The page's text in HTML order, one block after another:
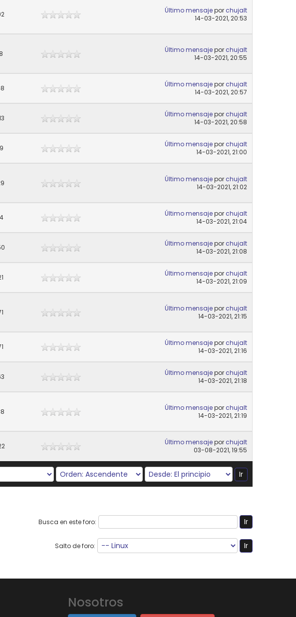
Último mensajepor chujalt
14-03-2021, 20:53
Último mensajepor chujalt
14-03-2021, 20:55
Último mensajepor chujalt
14-03-2021, 20:57
Último mensajepor chujalt
14-03-2021, 20:58
Último mensajepor chujalt
14-03-2021, 21:00
Último mensajepor chujalt
14-03-2021, 21:02
Último mensajepor chujalt
14-03-2021, 21:04
Último mensajepor chujalt
14-03-2021, 21:08
Último mensajepor chujalt
14-03-2021, 21:09
Último mensajepor chujalt
14-03-2021, 21:15
Último mensajepor chujalt
14-03-2021, 21:16
Último mensajepor chujalt
14-03-2021, 21:18
Último mensajepor chujalt
14-03-2021, 21:19
Último mensajepor chujalt
03-08-2021, 19:55
Busca en este foro:
Salto de foro:
Nosotros